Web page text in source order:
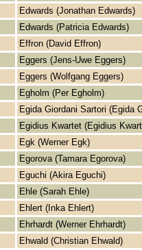
Edwards (Jonathan Edwards)
Edwards (Patricia Edwards)
Effron (David Effron)
Eggers (Jens-Uwe Eggers)
Eggers (Wolfgang Eggers)
Egholm (Per Egholm)
Egida Giordani Sartori (Egida
Egidius Kwartet (Egidius
Egk (Werner Egk)
Egorova (Tamara Egorova)
Eguchi (Akira Eguchi)
Ehle (Sarah Ehle)
Ehlert (Inka Ehlert)
Ehrhardt (Werner Ehrhardt)
Ehwald (Christian Ehwald)